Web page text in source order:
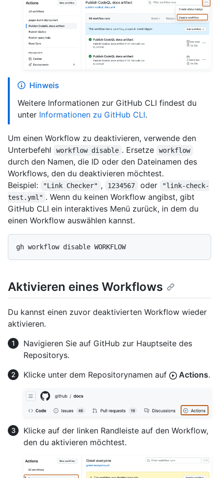
Hinweis
Weitere Informationen zur GitHub CLI findest du
unter Informationen zu GitHub CLI.
Um einen Workflow zu deaktivieren, verwende den
Unterbefehl
workflow disable . Ersetze workflow
durch den Namen, die ID oder den Dateinamen des
Workflows, den du deaktivieren möchtest.
Beispiel:
"Link Checker" , 1234567 oder
"link-check-
test.yml" . Wenn du keinen Workflow angibst, gibt
GitHub CLI ein interaktives Menü zurück, in dem du
einen Workflow auswählen kannst.
Aktivieren eines Workflows
Du kannst einen zuvor deaktivierten Workflow wieder
aktivieren.
Navigieren Sie auf GitHub zur Hauptseite des
Repositorys.
Klicke unter dem Repositorynamen auf
Actions.
Klicke auf der linken Randleiste auf den Workflow,
den du aktivieren möchtest.